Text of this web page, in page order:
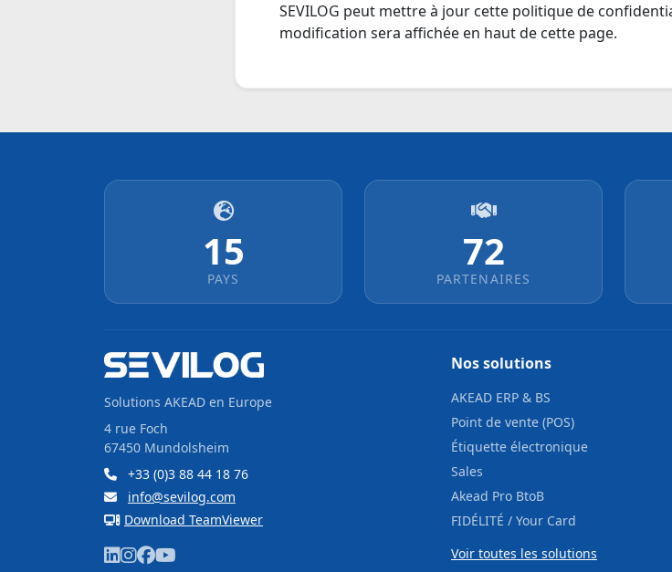
SEVILOG peut mettre à jour cette politique de
modification sera affichée en haut de cette page.
15
PAYS
72
PARTENAIRES
Solutions AKEAD en Europe
4 rue Foch
67450 Mundolsheim
+33 (0)3 88 44 18 76
info@sevilog.com
Download TeamViewer
Nos solutions
AKEAD ERP & BS
Point de vente (POS)
Étiquette électronique
Sales
Akead Pro BtoB
FIDÉLITÉ / Your Card
Voir toutes les solutions